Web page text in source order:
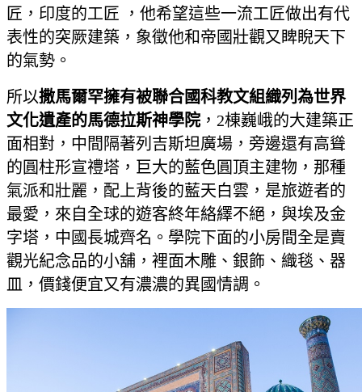
匠，印度的工匠 ，他希望這些一流工匠做出有代
表性的突厥建築，象徵他和帝國壯觀又睥睨天下
的氣勢。
所以撒馬爾罕擁有被聯合國科教文組織列為世界
文化遺產的馬德拉斯神學院，2棟巍峨的大建築正
面相對，中間隔著列吉斯坦廣場，旁邊還有高聳
的圓柱形宣禮塔，巨大的藍色圓頂主建物，那種
氣派和壯麗，配上背後的藍天白雲，是旅遊者的
最愛，來自全球的遊客終年絡繹不絕，與埃及金
字塔，中國長城齊名。學院下面的小房間全是賣
觀光紀念品的小舖，裡面木雕、銀飾、織毯、器
皿，價錢便宜又有濃濃的異國情調。